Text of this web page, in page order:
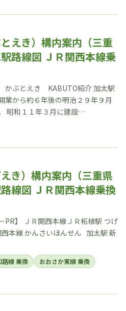
えき）構内案内（三重
路線図 ＪＲ関西本線乗
かぶとえき KABUTO紹介 加太駅
業から約６年後の明治２９年９月
昭和１１年３月に建設…
き）構内案内（三重県
線図 ＪＲ関西本線乗換
PR】 ＪＲ関西本線ＪＲ柘植駅 つげ
本線 かんさいほんせん 加太駅 新
路線 乗換
おおさか東線 乗換